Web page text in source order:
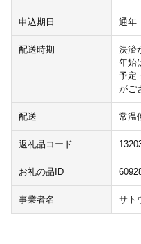
申込期日 通年
配送時期
決済
年始
予定
がご
配送 常温
返礼品コード
お礼の品ID
事業者名 サト